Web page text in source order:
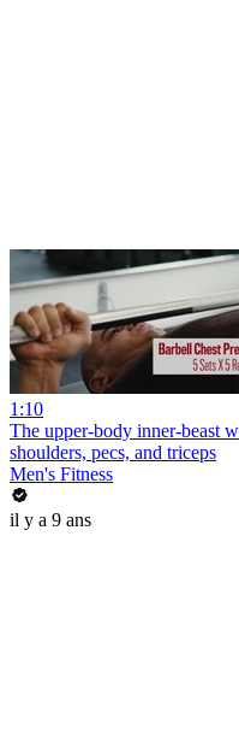
1:10
The upper-body inner-beast
shoulders, pecs, and triceps
Men's Fitness
il y a 9 ans